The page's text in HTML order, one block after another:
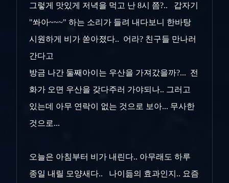
그렇게 맛있게 저녁을 먹고 난 8시 쯤?.. 갑자기
"쏴아~~~" 하는 소리가 들려 내다보니 한바탕
시원하게 비가 쏟아졌다.. 어라? 친구들 만나러
간다고
방금 나간 둘째아이는 우산을 가져갔을까?... 전
화가 오면 우산을 갖다주러 가야되나.. 그러고
있는데 아무 연락이 없는 것으로 보아... 무사한
것으로...
오늘은 아침부터 비가 내린다.. 아무래도 하루
종일 내릴 모양새다.. 나이듦의 효과인지.. 요즘